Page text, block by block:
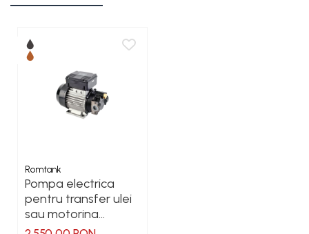
Romtank
Pompa electrica
pentru transfer ulei
sau motorina
VISCOMAT VANE 90,